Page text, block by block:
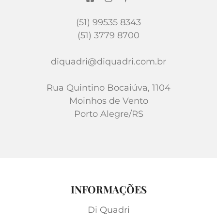
(51) 99535 8343
(51) 3779 8700
diquadri@diquadri.com.br
Rua Quintino Bocaiúva, 1104
Moinhos de Vento
Porto Alegre/RS
INFORMAÇÕES
Di Quadri